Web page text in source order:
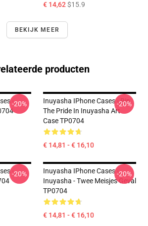
€ 14,62$15.9
BEKIJK MEER
producten
--20%
Inuyasha IPhone Cases - Rin
The Pride In Inuyasha Art
Case TP0704
€ 14,81 - € 16,10
-20%
--20%
Inuyasha IPhone Cases -
Inuyasha - Twee Meisjes Geval
TP0704
€ 14,81 - € 16,10
-20%